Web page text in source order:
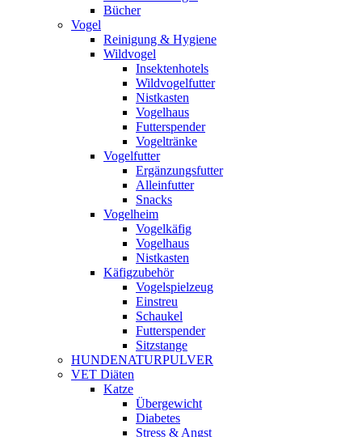
Bücher
Vogel
Reinigung & Hygiene
Wildvogel
Insektenhotels
Wildvogelfutter
Nistkasten
Vogelhaus
Futterspender
Vogeltränke
Vogelfutter
Ergänzungsfutter
Alleinfutter
Snacks
Vogelheim
Vogelkäfig
Vogelhaus
Nistkasten
Käfigzubehör
Vogelspielzeug
Einstreu
Schaukel
Futterspender
Sitzstange
HUNDENATURPULVER
VET Diäten
Katze
Übergewicht
Diabetes
Stress & Angst